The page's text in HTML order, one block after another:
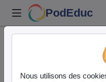
PodEduc
Journée Du Libre Educatif
Nous utilisons des